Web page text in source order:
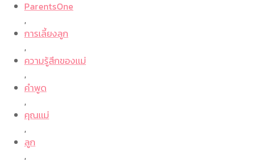
ParentsOne
,
การเลี้ยงลูก
,
ความรู้สึกของเเม่
,
คำพูด
,
คุณเเม่
,
ลูก
,